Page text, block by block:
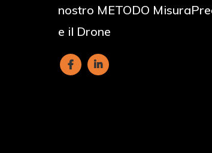
nostro METODO
e il Drone